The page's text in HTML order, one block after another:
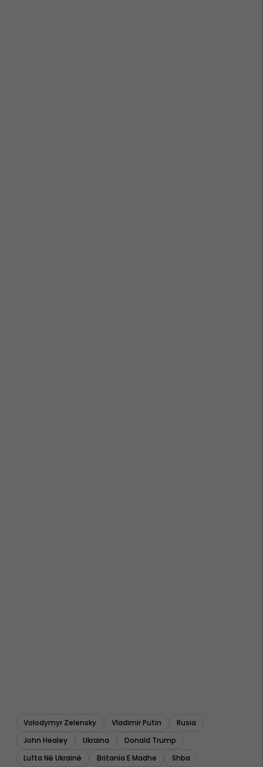
Volodymyr Zelensky Vladimir Putin
Rusia
John Healey
Ukraina
Donald Trump
Lufta Në Ukrainë
Britania E Madhe Shba